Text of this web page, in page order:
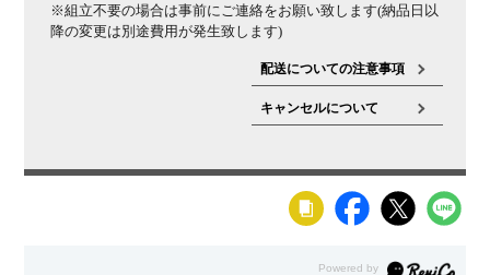
※組立不要の場合は事前にご連絡をお願い致します(納品日以
降の変更は別途費用が発生致します)
配送についての注意事項
キャンセルについて